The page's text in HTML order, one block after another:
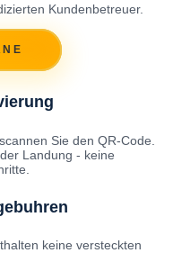
Kundenbetreuer.
Sie den QR-Code.
Landung - keine
keine versteckten